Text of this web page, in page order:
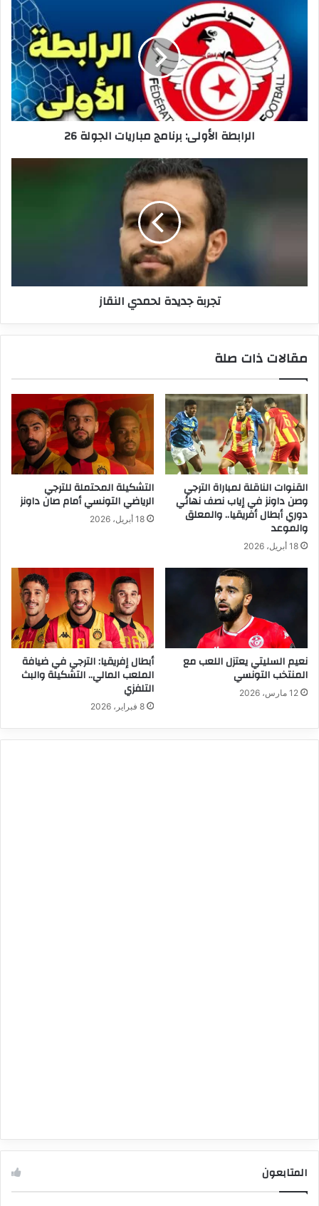
مباريات
الجولة
الرابطة الأولى: برنامج مباريات الجولة 26
تجربة جديدة لحمدي النقاز
مقالات ذات صلة
القنوات الناقلة لمباراة الترجي
وصن داونز في إياب نصف نهائي
دوري أبطال أفريقيا.. والمعلق
والموعد
18 أبريل، 2026
التشكيلة المحتملة للترجي
الرياضي التونسي أمام صان داونز
18 أبريل، 2026
نعيم السليتي يعتزل اللعب مع
المنتخب التونسي
12 مارس، 2026
أبطال إفريقيا: الترجي في ضيافة
الملعب المالي.. التشكيلة والبث
التلفزي
8 فبراير، 2026
المتابعون